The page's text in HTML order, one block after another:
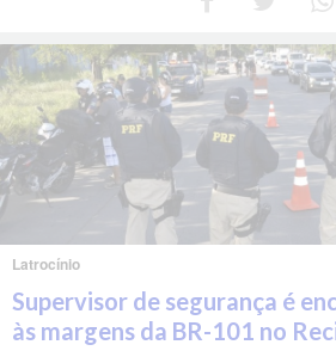
Latrocínio
Supervisor de segurança é
às margens da BR-101 no